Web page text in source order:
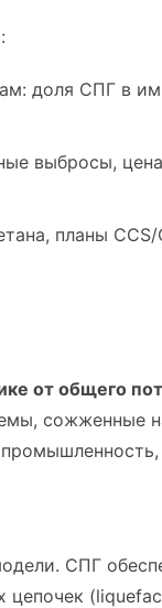
доля СПГ в
выбросы,
планы
от общего
сожженные
СПГ